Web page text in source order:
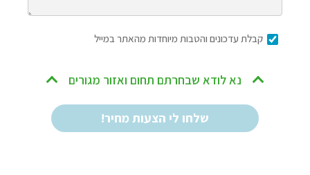
קבלת עדכונים והטבות מיוחדות מהאתר במייל
נא לודא שבחרתם תחום ואזור מגורים